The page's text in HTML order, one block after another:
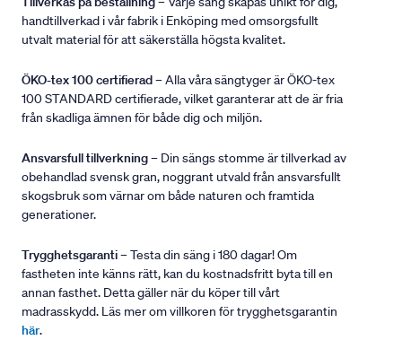
handtillverkad i vår fabrik i Enköping med omsorgsfullt
utvalt material för att säkerställa högsta kvalitet.
ÖKO-tex 100 certifierad– Alla våra sängtyger är ÖKO-tex
100 STANDARD certifierade, vilket garanterar att de är fria
från skadliga ämnen för både dig och miljön.
Ansvarsfull tillverkning– Din sängs stomme är tillverkad av
obehandlad svensk gran, noggrant utvald från ansvarsfullt
skogsbruk som värnar om både naturen och framtida
generationer.
Trygghetsgaranti– Testa din säng i 180 dagar! Om
fastheten inte känns rätt, kan du kostnadsfritt byta till en
annan fasthet. Detta gäller när du köper till vårt
madrasskydd. Läs mer om villkoren för trygghetsgarantin
här.